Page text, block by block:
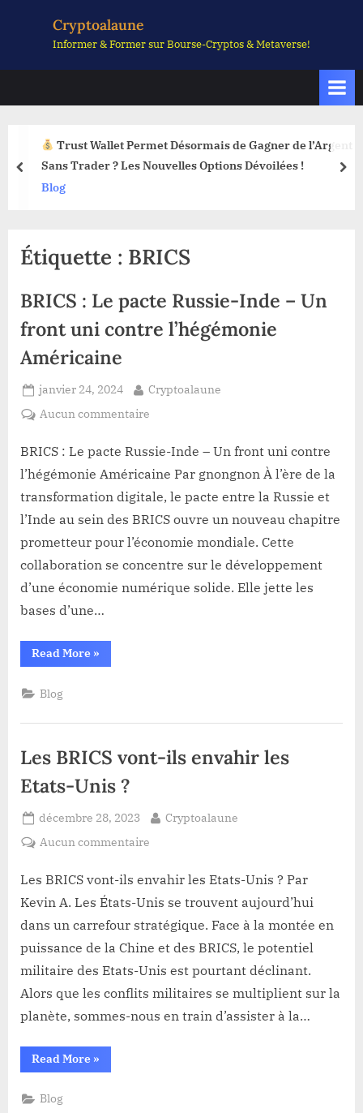
Cryptoalaune
Informer & Former sur Bourse-Cryptos & Metaverse!
Trust Wallet Permet Désormais de Gagner de l’Argent
Sans Trader ? Les Nouvelles Options Dévoilées !
Blog
prev
Étiquette : BRICS
BRICS : Le pacte Russie-Inde – Un
front uni contre l’hégémonie
Américaine
Posted
on
janvier 24, 2024 By
Cryptoalaune
Aucun commentaire
:
Le
Russie-
Inde
–
Un
front
BRICS : Le pacte Russie-Inde – Un front uni contre
l’hégémonie Américaine Par gnongnon À l’ère de la
transformation digitale, le pacte entre la Russie et
l’Inde au sein des BRICS ouvre un nouveau chapitre
prometteur pour l’économie mondiale. Cette
collaboration se concentre sur le développement
d’une économie numérique solide. Elle jette les
bases d’une…
Read More“BRICS
:
–
uni
contre
l’hégémonie
Américaine”
»
Blog
Les BRICS vont-ils envahir les
Etats-Unis ?
Posted
on
décembre 28, 2023 By
Cryptoalaune
Aucun commentaire
BRICS
vont-
envahir
les
Etats-
Unis
Les BRICS vont-ils envahir les Etats-Unis ? Par
Kevin A. Les États-Unis se trouvent aujourd’hui
dans un carrefour stratégique. Face à la montée en
puissance de la Chine et des BRICS, le potentiel
militaire des Etats-Unis est pourtant déclinant.
Alors que les conflits militaires se multiplient sur la
planète, sommes-nous en train d’assister à la…
Read More“Les
BRICS
»
Blog